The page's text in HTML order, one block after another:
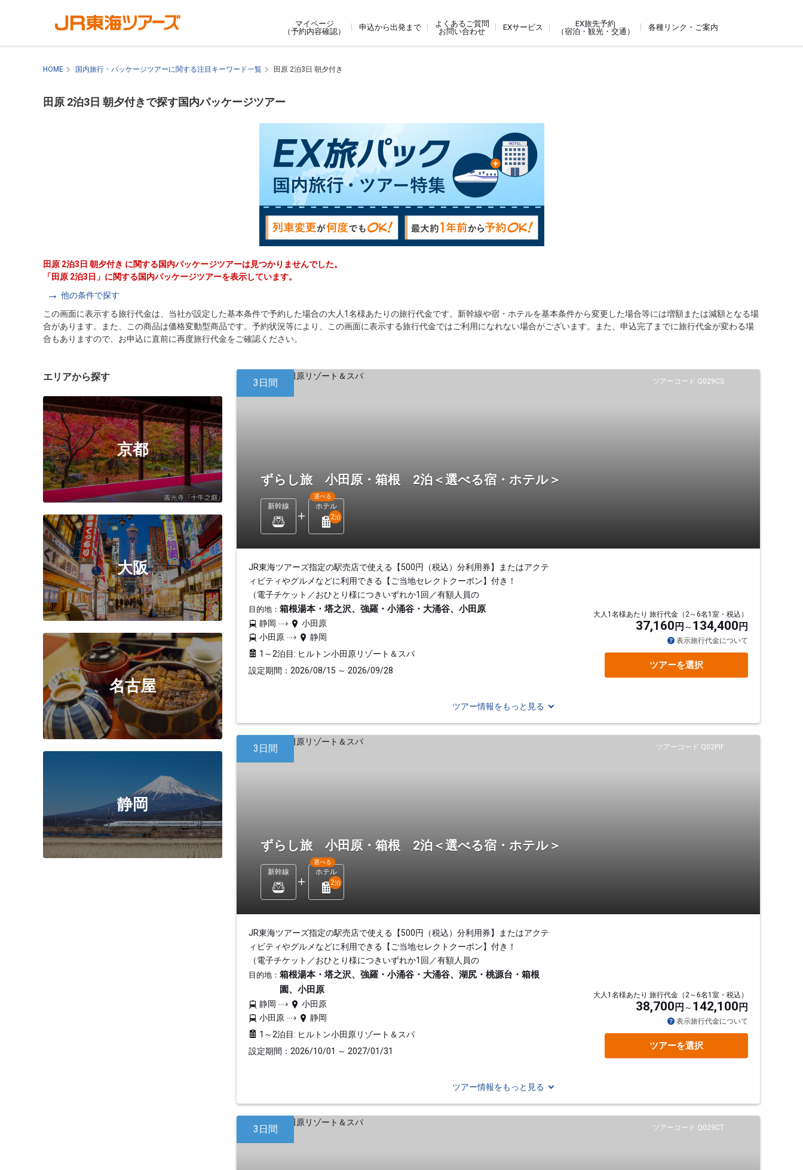
マイページ
（予約内容確認）
申込から出発まで
よくあるご質問
お問い合わせ
EXサービス
EX旅先予約
（宿泊・観光・交通）
各種リンク・ご案内
HOME 国内旅行・パッケージツアーに関する注目キーワード一覧 田原 2泊3日 朝夕付き
田原 2泊3日 朝夕付きで探す国内パッケージツアー
田原 2泊3日 朝夕付き に関する国内パッケージツアーは見つかりませんでした。
「田原 2泊3日」に関する国内パッケージツアーを表示しています。
他の条件で探す
この画面に表示する旅行代金は、当社が設定した基本条件で予約した場合の大人1名様あたりの旅行代金です。新幹線や宿・ホテルを基本条件から変更した場合等には増額または減額となる場
合があります。また、この商品は価格変動型商品です。予約状況等により、この画面に表示する旅行代金ではご利用になれない場合がございます。また、申込完了までに旅行代金が変わる場
合もありますので、お申込に直前に再度旅行代金をご確認ください。
エリアから探す
京都
大阪
名古屋
静岡
ツアーコード Q029CS
3日間
ずらし旅 小田原・箱根 2泊＜選べる宿・ホテル＞
新幹線 ホテル
選べる
2泊
JR東海ツアーズ指定の駅売店で使える【500円（税込）分利用券】またはアクテ
ィビティやグルメなどに利用できる【ご当地セレクトクーポン】付き！
（電子チケット／おひとり様につきいずれか1回／有額人員の
目的地： 箱根湯本・塔之沢、強羅・小涌谷・大涌谷、小田原
静岡
小田原
小田原
静岡
1～2泊目: ヒルトン小田原リゾート＆スパ
設定期間：2026/08/15 ～ 2026/09/28
大人1名様あたり 旅行代金（2～6名1室・税込）
37,160 円 134,400 円
表示旅行代金について
ツアーを選択
ツアー情報をもっと見る
ツアーコード Q02PIF
3日間
ずらし旅 小田原・箱根 2泊＜選べる宿・ホテル＞
新幹線 ホテル
選べる
2泊
JR東海ツアーズ指定の駅売店で使える【500円（税込）分利用券】またはアクテ
ィビティやグルメなどに利用できる【ご当地セレクトクーポン】付き！
（電子チケット／おひとり様につきいずれか1回／有額人員の
目的地： 箱根湯本・塔之沢、強羅・小涌谷・大涌谷、湖尻・桃源台・箱根
園、小田原
静岡
小田原
小田原
静岡
1～2泊目: ヒルトン小田原リゾート＆スパ
設定期間：2026/10/01 ～ 2027/01/31
大人1名様あたり 旅行代金（2～6名1室・税込）
38,700 円 142,100 円
表示旅行代金について
ツアーを選択
ツアー情報をもっと見る
ツアーコード Q029CT
3日間